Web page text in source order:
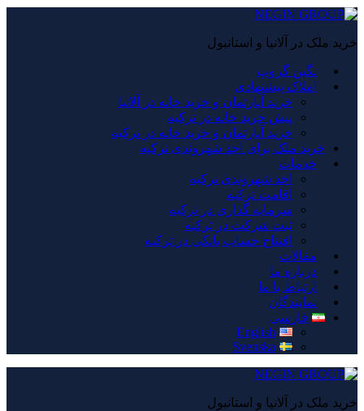
خرید ملک در آلانیا و استانبول
نگین گروپ
املاک پیشنهادی
خرید آپارتمان و خرید خانه در آلانیا
پیش خرید خانه در ترکیه
خرید آپارتمان و خرید خانه در ترکیه
خرید ملک برای اخذ شهروندی ترکیه
خدمات
اخذ شهروندی ترکیه
اقامت ترکیه
سرمایه گذاری در ترکیه
ثبت شرکت در ترکیه
افتتاح حساب بانکی در ترکیه
مقالات
درباره ما
ارتباط با ما
نمایندگان
فارسی
English
Svenska
خرید ملک در آلانیا و استانبول